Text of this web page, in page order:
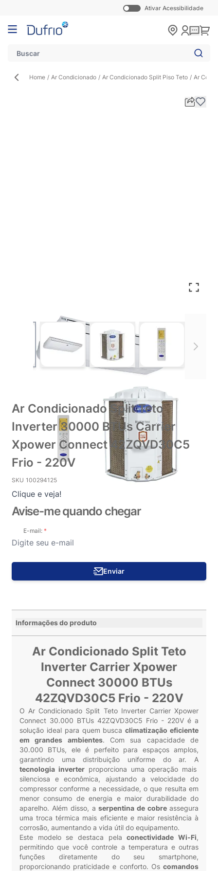
Ativar Acessibilidade
Pular para o conteúdo
Home / Ar Condicionado / Ar Condicionado Split Piso Teto / Ar
View larger imageView larger imageView larger
Ar Condicionado Split Teto
Inverter 30000 BTUs Carrier
Xpower Connect 42ZQVD30C5
Frio - 220V
SKU 100294125
Clique e veja!
Avise-me quando chegar
E-mail:
Enviar
Informações do produto
Ar Condicionado Split Teto
Inverter Carrier Xpower
Connect 30000 BTUs
42ZQVD30C5 Frio - 220V
O Ar Condicionado Split Teto Inverter Carrier Xpower
Connect 30.000 BTUs 42ZQVD30C5 Frio - 220V é a
solução ideal para quem buscaclimatização eficiente
em grandes ambientes. Com sua capacidade de
30.000 BTUs, ele é perfeito para espaços amplos,
garantindo uma distribuição uniforme do ar. A
tecnologia inverterproporciona uma operação mais
silenciosa e econômica, ajustando a velocidade do
compressor conforme a necessidade, o que resulta em
menor consumo de energia e maior durabilidade do
aparelho. Além disso, aserpentina de cobreassegura
uma troca térmica mais eficiente e maior resistência à
corrosão, aumentando a vida útil do equipamento.
Este modelo se destaca pelaconectividade Wi-Fi,
permitindo que você controle a temperatura e outras
funções diretamente do seu smartphone,
proporcionando praticidade e conforto. Os comandos